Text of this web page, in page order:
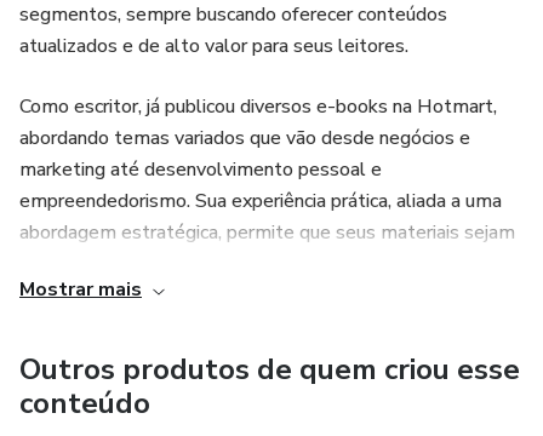
segmentos, sempre buscando oferecer conteúdos
atualizados e de alto valor para seus leitores.
Como escritor, já publicou diversos e-books na Hotmart,
abordando temas variados que vão desde negócios e
marketing até desenvolvimento pessoal e
empreendedorismo. Sua experiência prática, aliada a uma
abordagem estratégica, permite que seus materiais sejam
conhecimento de qualidade.
Além da escrita, Renato está sempre se atualizando,
explorando novas tendências e metodologias para
transformar informações complexas em conteúdos
Mostrar mais
Outros produtos de quem criou esse
conteúdo